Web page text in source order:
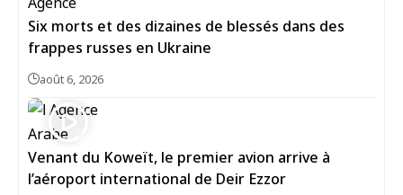
Six morts et des dizaines de blessés dans des
frappes russes en Ukraine
août 6, 2026
Venant du Koweït, le premier avion arrive à
l’aéroport international de Deir Ezzor